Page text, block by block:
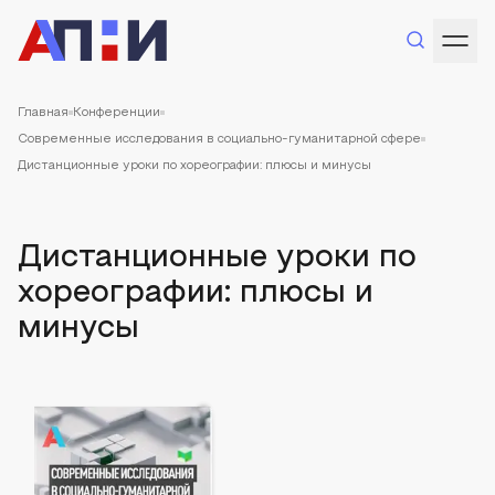
Главная Конференции
Современные исследования в социально-гуманитарной сфере
Дистанционные уроки по хореографии: плюсы и минусы
Дистанционные уроки по
хореографии: плюсы и
минусы